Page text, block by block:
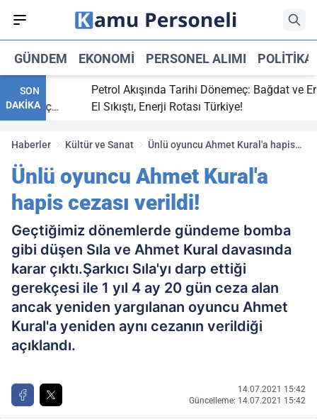
GÜNDEM EKONOMI PERSONEL ALIMI POLITIKA
SON
DAKİKA
maç
Petrol Akışında Tarihi Dönemeç: Bağdat ve Erbil
El Sıkıştı, Enerji Rotası Türkiye!
Haberler Kültür ve Sanat
Ünlü oyuncu Ahmet Kural'a hapis
Ünlü oyuncu Ahmet Kural'a
hapis cezası verildi!
Geçtiğimiz dönemlerde gündeme bomba
gibi düşen Sıla ve Ahmet Kural davasında
karar çıktı.Şarkıcı Sıla'yı darp ettiği
gerekçesi ile 1 yıl 4 ay 20 gün ceza alan
ancak yeniden yargılanan oyuncu Ahmet
Kural'a yeniden aynı cezanın verildiği
açıklandı.
14.07.2021 15:42
Güncelleme: 14.07.2021 15:42